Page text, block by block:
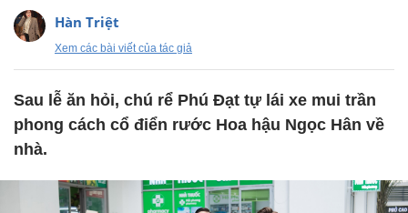
Hàn Triệt
Xem các bài viết của tác giả
Sau lễ ăn hỏi, chú rể Phú Đạt tự lái xe mui trần
phong cách cổ điển rước Hoa hậu Ngọc Hân về
nhà.